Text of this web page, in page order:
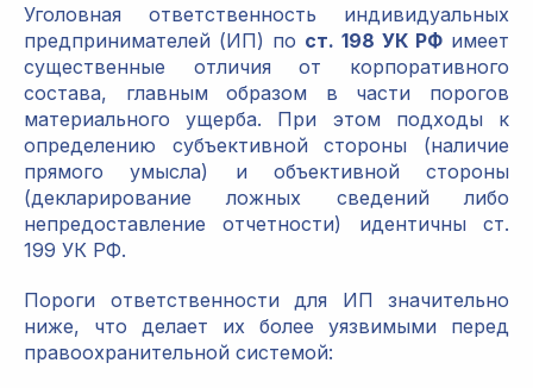
Уголовная ответственность индивидуальных
предпринимателей (ИП) по ст. 198 УК РФ имеет
существенные отличия от корпоративного
состава, главным образом в части порогов
материального ущерба. При этом подходы к
определению субъективной стороны (наличие
прямого умысла) и объективной стороны
(декларирование ложных сведений либо
непредоставление отчетности) идентичны ст.
199 УК РФ.
Пороги ответственности для ИП значительно
ниже, что делает их более уязвимыми перед
правоохранительной системой: